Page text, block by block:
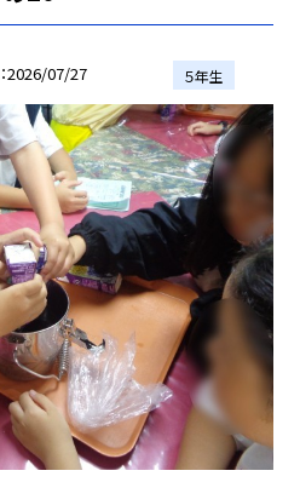
2026/07/27 ５年生